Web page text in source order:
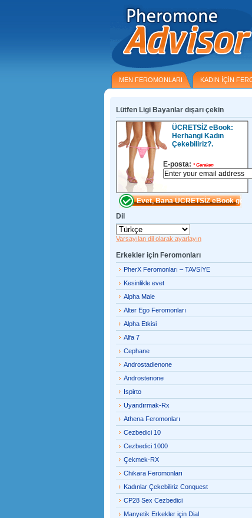
MEN FEROMONLARI KADIN IÇIN
Lütfen Ligi Bayanlar dışarı çekin
ÜCRETSİZ eBook:
Herhangi Kadın
Çekebiliriz?.
E-posta: *Gereken
Dil
Varsayılan dil olarak ayarlayın
Erkekler için Feromonları
PherX Feromonları – TAVSİYE
Kesinlikle evet
Alpha Male
Alter Ego Feromonları
Alpha Etkisi
Alfa 7
Cephane
Androstadienone
Androstenone
Ispirto
Uyandırmak-Rx
Athena Feromonları
Cezbedici 10
Cezbedici 1000
Çekmek-RX
Chikara Feromonları
Kadınlar Çekebiliriz Conquest
CP28 Sex Cezbedici
Manyetik Erkekler için Dial